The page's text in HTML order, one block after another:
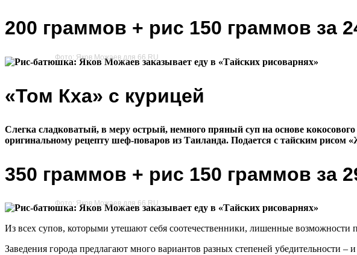
200 граммов + рис 150 граммов за
Фото: Яков Можаев для 66.RU
«Том Кха» с курицей
Слегка сладковатый, в меру острый, немного пряный суп на основе
оригинальному рецепту шеф-поваров из Таиланда. Подается с тайским рисом
350 граммов + рис 150 граммов за
Фото: Яков Можаев для 66.RU
Из всех супов, которыми утешают себя соотечественники, лишенные возможности
Заведения города предлагают много вариантов разных степеней убедительности –